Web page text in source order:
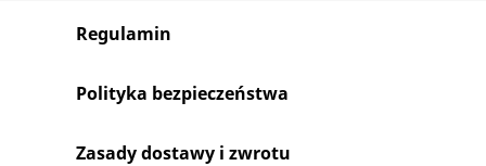
Regulamin
Polityka bezpieczeństwa
Zasady dostawy i zwrotu